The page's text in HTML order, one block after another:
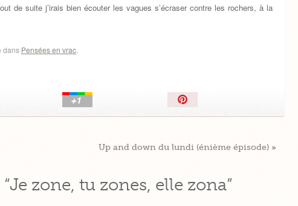
de suite j’irais bien écouter les vagues s’écraser contre les rochers, à la
dans Pensées en vrac
Épingler!
Up and down du lundi (énième épisode)»
zone, tu zones, elle zona”